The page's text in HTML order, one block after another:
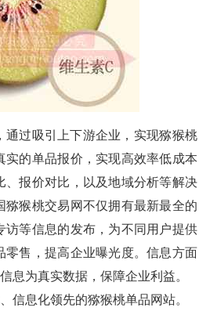
过吸引上下游企业，实现猕猴桃
的单品报价，实现高效率低成本
报价对比，以及地域分析等解决
猴桃交易网不仅拥有最新最全的
等信息的发布，为不同用户提供
零售，提高企业曝光度。信息方面
息为真实数据，保障企业利益。
信息化领先的猕猴桃单品网站。